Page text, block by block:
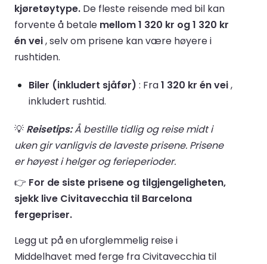
kjøretøytype. De fleste reisende med bil kan
forvente å betale mellom 1 320 kr og 1 320 kr
én vei, selv om prisene kan være høyere i
rushtiden.
Biler (inkludert sjåfør) : Fra1 320 kr én vei,
inkludert rushtid.
💡 Reisetips:Å bestille tidlig og reise midt i
uken gir vanligvis de laveste prisene. Prisene
er høyest i helger og ferieperioder.
👉 For de siste prisene og tilgjengeligheten,
sjekk live Civitavecchia til Barcelona
fergepriser.
Legg ut på en uforglemmelig reise i
Middelhavet med ferge fra Civitavecchia til